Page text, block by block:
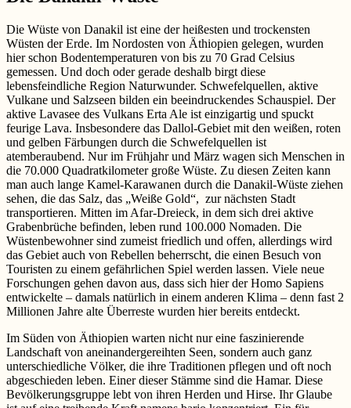
Die Wüste von Danakil ist eine der heißesten und trockensten
Wüsten der Erde. Im Nordosten von Äthiopien gelegen, wurden
hier schon Bodentemperaturen von bis zu 70 Grad Celsius
gemessen. Und doch oder gerade deshalb birgt diese
lebensfeindliche Region Naturwunder. Schwefelquellen, aktive
Vulkane und Salzseen bilden ein beeindruckendes Schauspiel. Der
aktive Lavasee des Vulkans Erta Ale ist einzigartig und spuckt
feurige Lava. Insbesondere das Dallol-Gebiet mit den weißen, roten
und gelben Färbungen durch die Schwefelquellen ist
atemberaubend. Nur im Frühjahr und März wagen sich Menschen in
die 70.000 Quadratkilometer große Wüste. Zu diesen Zeiten kann
man auch lange Kamel-Karawanen durch die Danakil-Wüste ziehen
sehen, die das Salz, das „Weiße Gold“, zur nächsten Stadt
transportieren. Mitten im Afar-Dreieck, in dem sich drei aktive
Grabenbrüche befinden, leben rund 100.000 Nomaden. Die
Wüstenbewohner sind zumeist friedlich und offen, allerdings wird
das Gebiet auch von Rebellen beherrscht, die einen Besuch von
Touristen zu einem gefährlichen Spiel werden lassen. Viele neue
Forschungen gehen davon aus, dass sich hier der Homo Sapiens
entwickelte – damals natürlich in einem anderen Klima – denn fast 2
Millionen Jahre alte Überreste wurden hier bereits entdeckt.
Im Süden von Äthiopien warten nicht nur eine faszinierende
Landschaft von aneinandergereihten Seen, sondern auch ganz
unterschiedliche Völker, die ihre Traditionen pflegen und oft noch
abgeschieden leben. Einer dieser Stämme sind die Hamar. Diese
Bevölkerungsgruppe lebt von ihren Herden und Hirse. Ihr Glaube